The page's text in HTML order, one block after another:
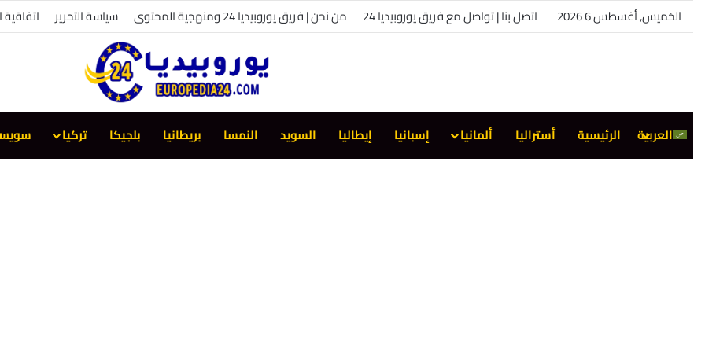
الخميس, أغسطس 6 2026 اتصل بنا | تواصل مع فريق يوروبيديا 24 من نحن | فريق يوروبيديا 24 ومنهجية المحتوى سياسة التحرير
العربية الرئيسية أستراليا ألمانيا إسبانيا إيطاليا السويد النمسا بريطانيا بلجيكا تركيا